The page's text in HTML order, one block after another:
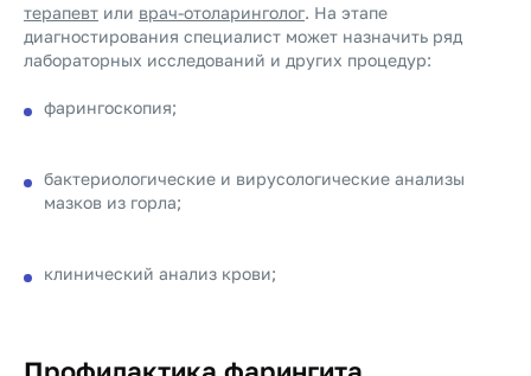
терапевт или врач-отоларинголог. На этапе
диагностирования специалист может назначить ряд
лабораторных исследований и других процедур:
фарингоскопия;
бактериологические и вирусологические анализы
мазков из горла;
клинический анализ крови;